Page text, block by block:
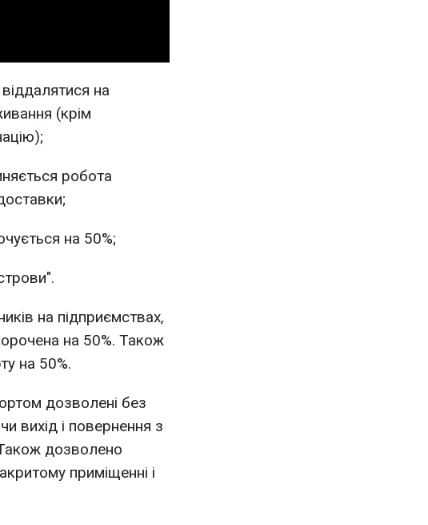
на
(крім
робота
на 50%;
на підприємствах,
на 50%. Також
на 50%.
дозволені без
вихід і повернення з
дозволено
приміщенні і